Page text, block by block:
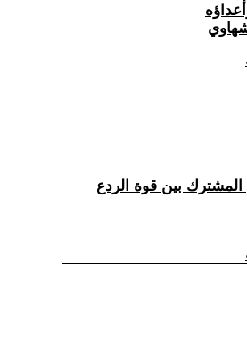
المشترك بين قوة الردع